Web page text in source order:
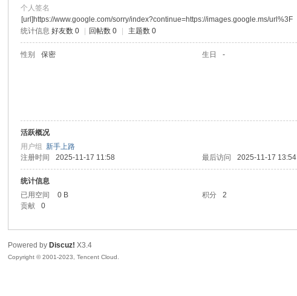
个人签名
[url]https://www.google.com/sorry/index?continue=https://images.google.ms/url%3F
统计信息 好友数 0 回帖数 0 主题数 0
性别 保密 生日 -
活跃概况
用户组新手上路
注册时间
2025-11-17 11:58 最后访问 2025-11-17 13:54
统计信息
已用空间
0 B 积分 2
贡献
0
Powered by Discuz! X3.4
Copyright © 2001-2023, Tencent Cloud.